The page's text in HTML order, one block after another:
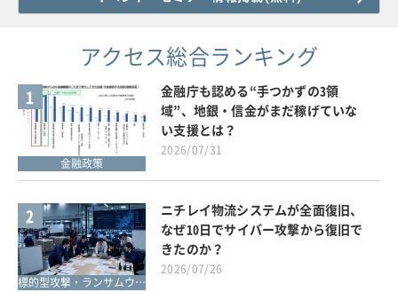
アクセス総合ランキング
1
金融政策
金融庁も認める“手つかずの3領
域”、地銀・信金がまだ稼げていな
い支援とは？
2026/07/31
2
標的型攻撃・ランサムウェア対策
ニチレイ物流システムが全面復旧、
なぜ10日でサイバー攻撃から復旧で
きたのか？
2026/07/26